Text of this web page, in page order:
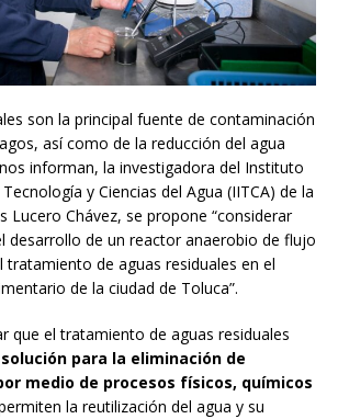
son la principal fuente de contaminación
así como de la reducción del agua
informan, la investigadora del Instituto
y Ciencias del Agua (IITCA) de la
Lucero Chávez, se propone “considerar
desarrollo de un reactor anaerobio de flujo
tratamiento de aguas residuales en el
de la ciudad de Toluca”.
que el tratamiento de aguas residuales
para la eliminación de
medio de procesos físicos, químicos
la reutilización del agua y su